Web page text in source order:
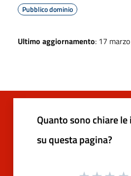
Pubblico dominio
Ultimo aggiornamento: 17
Quanto sono chiare
su questa pagina?